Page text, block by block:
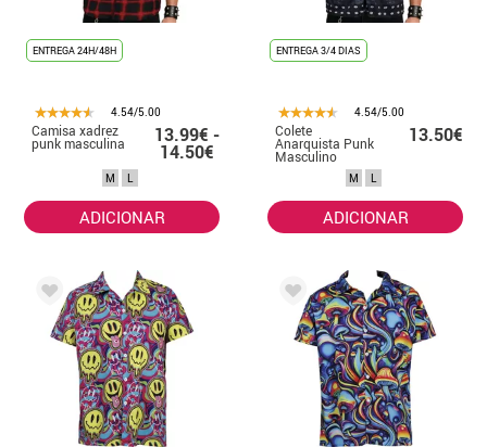
ENTREGA 24H/48H
4.54/5.00
Camisa xadrez
punk masculina 13.99€ -
14.50€
M L
ADICIONAR
ENTREGA 3/4 DIAS
4.54/5.00
Colete
Anarquista Punk
Masculino
13.50€
M L
ADICIONAR